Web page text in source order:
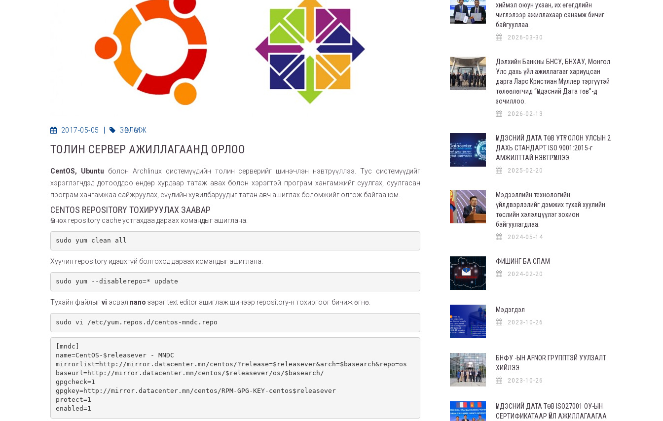
2017-05-05 ЗӨВЛӨМЖ
ТОЛИН СЕРВЕР АЖИЛЛАГААНД ОРЛОО
CentOS, Ubuntu болон Archlinux системүүдийн толин серверийг шинэчлэн нэвтрүүллээ. Тус системүүдийг
хэрэглэгчдэд дотооддоо өндөр хурдаар татаж авах болон хэрэгтэй програм хангамжийг суулгах, суулгасан
програм хангамжаа сайжруулах, сүүлийн хувилбаруудыг татан авч ашиглах боломжийг олгож байгаа юм.
CENTOS REPOSITORY ТОХИРУУЛАХ ЗААВАР
Өмнөх repository cache устгахдаа дараах командыг ашиглана.
sudo yum clean all
Хуучин repository идэвхгүй болгоход дараах командыг ашиглана.
sudo yum --disablerepo=* update
Тухайн файлыгvi эсвэл nano зэрэг text editor ашиглаж шинээр repository-н тохиргоог бичиж өгнө.
sudo vi /etc/yum.repos.d/centos-mndc.repo
[mndc]
name=CentOS-$releasever - MNDC
mirrorlist=http://mirror.datacenter.mn/centos/?release=$releasever&arch=$basearch&repo=os
baseurl=http://mirror.datacenter.mn/centos/$releasever/os/$basearch/
gpgcheck=1
gpgkey=http://mirror.datacenter.mn/centos/RPM-GPG-KEY-centos$releasever
protect=1
enabled=1
хиймэл оюун ухаан, их өгөгдлийн
чиглэлээр ажиллахаар санамж бичиг
байгууллаа.
2026-03-30
Дэлхийн Банкны БНСУ, БНХАУ, Монгол
Улс дахь үйл ажиллагааг хариуцсан
дарга Ларс Кристиан Муллер тэргүүтэй
төлөөлөгчид “Үндэсний Дата төв”-д
зочиллоо.
2026-02-13
ҮНДЭСНИЙ ДАТА ТӨВ УТҮГ ОЛОН УЛСЫН 2
ДАХЬ СТАНДАРТ ISO 9001:2015-г
АМЖИЛТТАЙ НЭВТРҮҮЛЛЭЭ.
2025-02-20
Мэдээллийн технологийн
үйлдвэрлэлийг дэмжих тухай хуулийн
төслийн хэлэлцүүлэг зохион
байгуулагдлаа.
2024-05-14
ФИШИНГ БА СПАМ
2024-02-20
Мэдэгдэл
2023-10-26
БНФУ -ЫН AFNOR ГРУППТЭЙ УУЛЗАЛТ
ХИЙЛЭЭ.
2023-10-26
ҮНДЭСНИЙ ДАТА ТӨВ ISO27001 ОУ-ЫН
СЕРТИФИКАТААР ҮЙЛ АЖИЛЛАГААГАА